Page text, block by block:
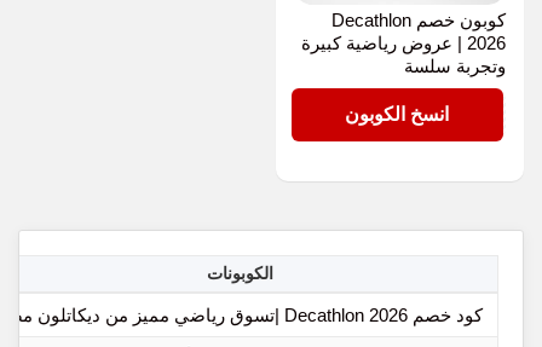
كوبون خصم Decathlon
2026 | عروض رياضية كبيرة
وتجربة سلسة
GOLDانسخ الكوبون
الكوبونات
كود خصم Decathlon 2026 |تسوق رياضي مميز من ديكاتلون مصر